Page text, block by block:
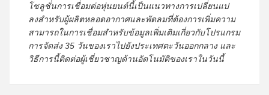
โซลูชั่นการเชื่อมต่อหุ่นยนต์นี้เป็นแนวทางการเปลี่ยนแป
ลงสําหรับผู้ผลิตหลอดอากาศและพัดลมที่ต้องการเพิ่มความ
สามารถในการเชื่อมสําหรับข้อมูลเพิ่มเติมเกี่ยวกับโปรแกรม
การจัดส่ง 35 วันของเราไปยังประเทศตะวันออกกลาง และ
วิธีการนี้ติดต่อผู้เชี่ยวชาญด้านอัตโนมัติของเราในวันนี้